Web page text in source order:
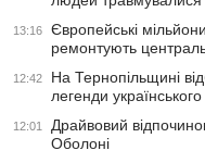
13:16
Європейські
ремонтують
12:42
На Тернопільщині
легенди
12:01
Драйвовий
Оболоні